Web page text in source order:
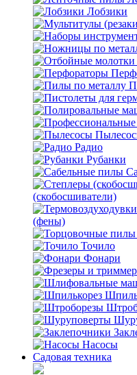
Лобзики
Радио
Рубанки
(скобосшиватели)
(фены)
Точило
Фонари
Насосы
Садовая техника